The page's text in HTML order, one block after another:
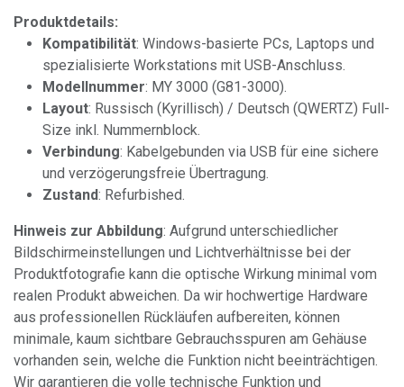
Produktdetails:
Kompatibilität: Windows-basierte PCs, Laptops und
spezialisierte Workstations mit USB-Anschluss.
Modellnummer: MY 3000 (G81-3000).
Layout: Russisch (Kyrillisch) / Deutsch (QWERTZ) Full-
Size inkl. Nummernblock.
Verbindung: Kabelgebunden via USB für eine sichere
und verzögerungsfreie Übertragung.
Zustand: Refurbished.
Hinweis zur Abbildung: Aufgrund unterschiedlicher
Bildschirmeinstellungen und Lichtverhältnisse bei der
Produktfotografie kann die optische Wirkung minimal vom
realen Produkt abweichen. Da wir hochwertige Hardware
aus professionellen Rückläufen aufbereiten, können
minimale, kaum sichtbare Gebrauchsspuren am Gehäuse
vorhanden sein, welche die Funktion nicht beeinträchtigen.
Wir garantieren die volle technische Funktion und